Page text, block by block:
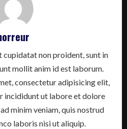
cupidatat non proident, sunt in
mollit anim id est laborum.
consectetur adipisicing elit,
incididunt ut labore et dolore
minim veniam, quis nostrud
laboris nisi ut aliquip.